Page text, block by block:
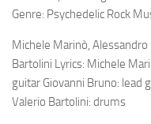
Genre: Psychedelic Rock
Michele Marinò, Alessandro
Bartolini Lyrics: Michele
guitar Giovanni Bruno: lead
Valerio Bartolini: drums